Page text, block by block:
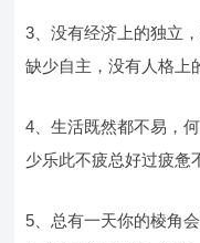
3、没有经济上的独立
缺少自主，没有人格上
4、生活既然都不易，
少乐此不疲总好过疲惫
5、总有一天你的棱角